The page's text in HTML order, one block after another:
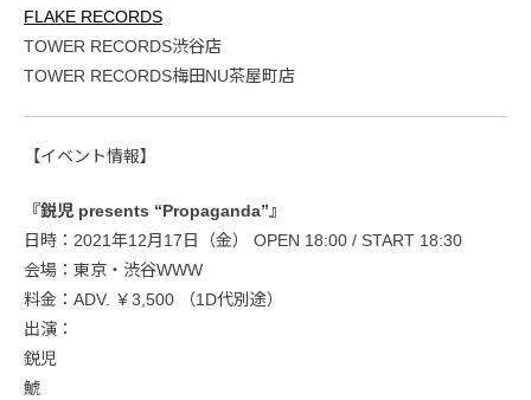
FLAKE RECORDS
TOWER RECORDS渋谷店
TOWER RECORDS梅田NU茶屋町店
【イベント情報】
『鋭児 presents “Propaganda”』
日時：2021年12月17日（金） OPEN 18:00 / START 18:30
会場：東京・渋谷WWW
料金：ADV. ￥3,500 （1D代別途）
出演：
鋭児
鯱